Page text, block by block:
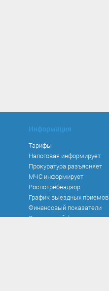
Информация
Тарифы
Налоговая информирует
Прокуратура разъясняет
МЧС информирует
Роспотребнадзор
График выездных приемов
Финансовый показатели
Социальный фонд